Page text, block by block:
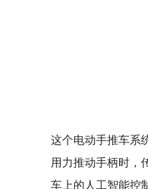
这个电动手推车系
用力推动手柄时，
车上的人工智能控